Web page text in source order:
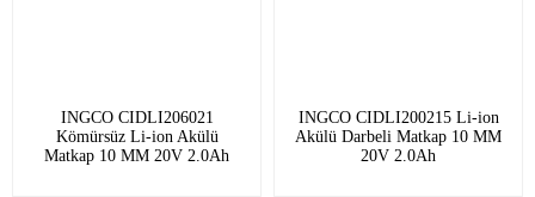
INGCO CIDLI206021
Kömürsüz Li-ion Akülü
Matkap 10 MM 20V 2.0Ah
INGCO CIDLI200215 Li-ion
Akülü Darbeli Matkap 10 MM
20V 2.0Ah